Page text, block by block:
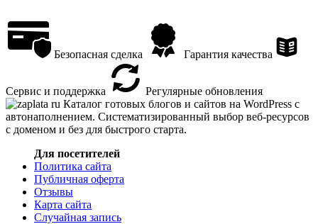
Безопасная сделка Гарантия качества
Сервис и поддержка
Регулярные обновления
Каталог готовых блогов и сайтов на WordPress с
автонаполнением. Систематизированный выбор веб-ресурсов
с доменом и без для быстрого старта.
Для посетителей
Политика сайта
Публичная оферта
Отзывы
Карта сайта
Случайная запись